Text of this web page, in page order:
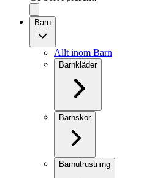
Barn
Allt inom Barn
Barnkläder
Barnskor
Barnutrustning